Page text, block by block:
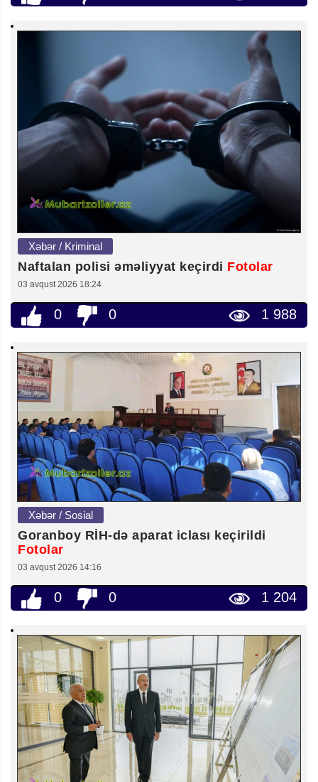
Xəbər / Kriminal
Naftalan polisi əməliyyat keçirdi Fotolar
03 avqust 2026 18:24
0 0 1 988
Xəbər / Sosial
Goranboy RİH-də aparat iclası keçirildi
Fotolar
03 avqust 2026 14:16
0 0 1 204